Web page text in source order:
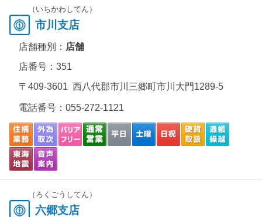
（いちかわしてん）
市川支店
店舗種別： 店舗
店番号：351
〒409-3601 西八代郡市川三郷町市川大門1289-5
電話番号： 055-272-1121
（ろくごうしてん）
六郷支店